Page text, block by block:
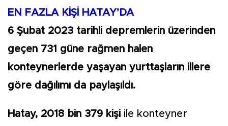
EN FAZLA KİŞİ HATAY’DA
6 Şubat 2023 tarihli depremlerin üzerinden
geçen 731 güne rağmen halen
konteynerlerde yaşayan yurttaşların illere
göre dağılımı da paylaşıldı.
Hatay, 2018 bin 379 kişi ile konteyner